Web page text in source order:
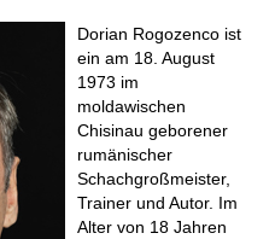
Dorian Rogozenco ist
ein am 18. August
1973 im
moldawischen
Chisinau geborener
rumänischer
Schachgroßmeister,
Trainer und Autor. Im
Alter von 18 Jahren